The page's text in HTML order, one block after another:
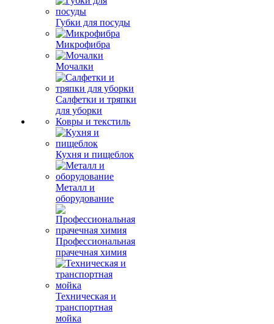
Губки для посуды
Микрофибра
Мочалки
Салфетки и тряпки
для уборки
Ковры и текстиль
Кухня и пищеблок
Металл и
оборудование
Профессиональная
прачечная химия
Техническая и
транспортная
мойка